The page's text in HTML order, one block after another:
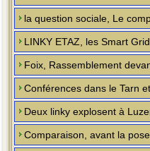
la question sociale, Le
LINKY ETAZ, les Smart
Foix, Rassemblement
Conférences dans le Tarn
Deux linky explosent à
Comparaison, avant la